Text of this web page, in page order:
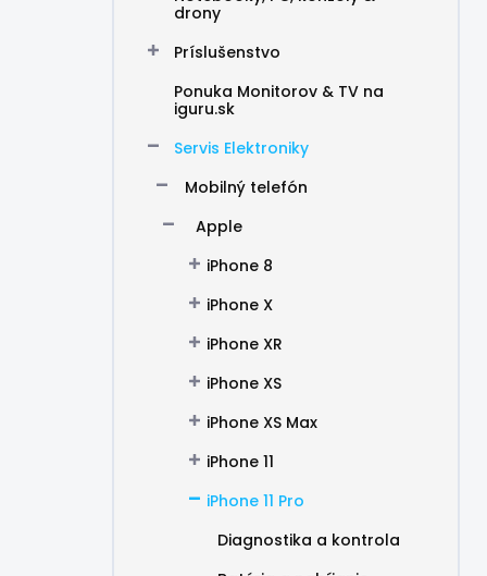
drony
Príslušenstvo
Ponuka Monitorov & TV na
iguru.sk
Servis Elektroniky
Mobilný telefón
Apple
iPhone 8
iPhone X
iPhone XR
iPhone XS
iPhone XS Max
iPhone 11
iPhone 11 Pro
Diagnostika a kontrola